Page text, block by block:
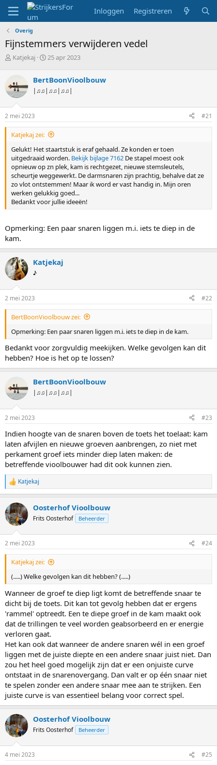
Inloggen Registreren
Overig
Fijnstemmers verwijderen vedel
T
i
c
s
t
a
r
t
r
Katjekaj
S
r
t
a
u
m
25 apr 2023
BertBoonVioolbouw
|♫♫|♫♫|♫♫|
2 mei 2023 #21
Katjekaj zei:
Gelukt! Het staartstuk is eraf gehaald. Ze konden er toen
uitgedraaid worden. Bekijk bijlage 7162 De stapel moest ook
opnieuw op zn plek, kam is rechtgezet, nieuwe stemsleutels,
scheurtje weggewerkt. De darmsnaren zijn prachtig, behalve dat ze
zo vlot ontstemmen! Maar ik word er vast handig in. Mijn oren
werken gelukkig goed...
Bedankt voor jullie ideeën!
Opmerking: Een paar snaren liggen m.i. iets te diep in de
kam.
Katjekaj
♪
2 mei 2023 #22
BertBoonVioolbouw zei:
Opmerking: Een paar snaren liggen m.i. iets te diep in de kam.
Bedankt voor zorgvuldig meekijken. Welke gevolgen kan dit
hebben? Hoe is het op te lossen?
BertBoonVioolbouw
|♫♫|♫♫|♫♫|
2 mei 2023 #23
Indien hoogte van de snaren boven de toets het toelaat: kam
laten afvijlen en nieuwe groeven aanbrengen, zo niet met
perkament groef iets minder diep laten maken: de
betreffende vioolbouwer had dit ook kunnen zien.
W
a
r
d
e
n
g
Katjekaj
Oosterhof Vioolbouw
Frits Oosterhof Beheerder
2 mei 2023 #24
Katjekaj zei:
(.....) Welke gevolgen kan dit hebben? (.....)
Wanneer de groef te diep ligt komt de betreffende snaar te
dicht bij de toets. Dit kan tot gevolg hebben dat er ergens
'rammel' optreedt. Een te diepe groef in de kam maakt ook
dat de trillingen te veel worden geabsorbeerd en er energie
verloren gaat.
Het kan ook dat wanneer de andere snaren wél in een groef
liggen met de juiste diepte en een andere snaar juist niet. Dan
zou het heel goed mogelijk zijn dat er een onjuiste curve
ontstaat in de snarenovergang. Dan valt er op één snaar niet
te spelen zonder een andere snaar mee aan te strijken. Een
juiste curve is van essentieel belang voor correct spel.
Oosterhof Vioolbouw
Frits Oosterhof Beheerder
4 mei 2023 #25